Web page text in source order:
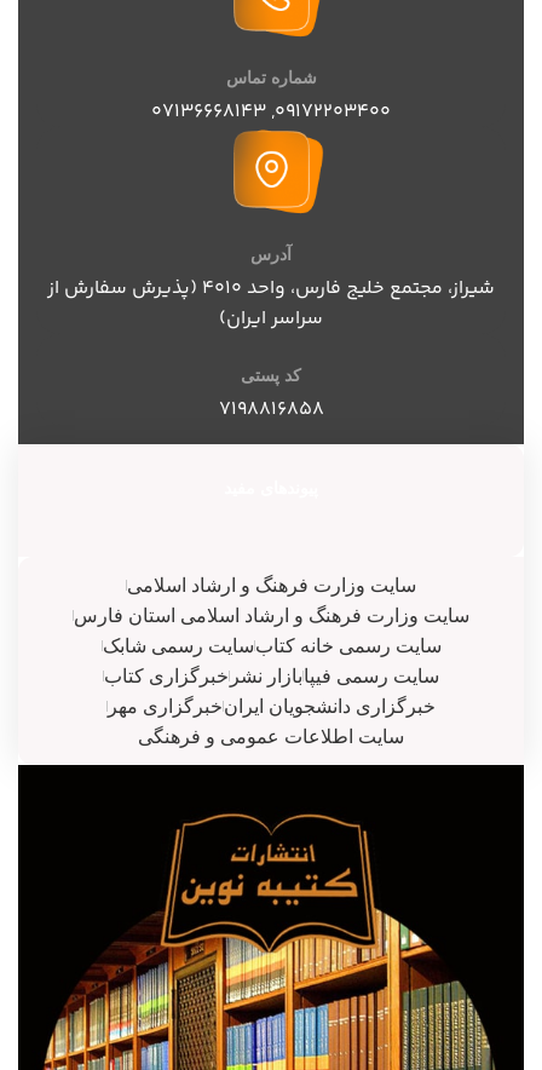
شماره تماس
09172203400
,
07136668143
آدرس
شیراز، مجتمع خلیج فارس، واحد ۴۰۱۰ (پذیرش سفارش از
سراسر ایران)
کد پستی
۷۱۹۸۸۱۶۸۵۸
سایت وزارت فرهنگ و ارشاد اسلامی
سایت وزارت فرهنگ و ارشاد اسلامی استان فارس
سایت رسمی خانه کتابسایت رسمی شابک
سایت رسمی فیپابازار نشر خبرگزاری کتاب
خبرگزاری دانشجویان ایرانخبرگزاری مهر
سایت اطلاعات عمومی و فرهنگی